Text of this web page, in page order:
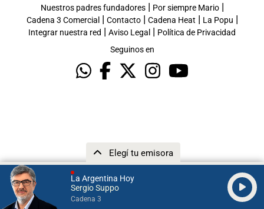
La Argentina Hoy
Sergio Suppo
Cadena 3
Elegí tu emisora
Nuestros padres fundadores| Por siempre Mario|
Cadena 3 Comercial | Contacto| Cadena Heat | La Popu |
Integrar nuestra red | Aviso Legal | Política de Privacidad
Seguinos en